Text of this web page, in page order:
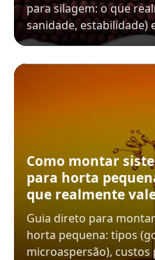
para silagem: o que
sanidade, estabilidade)
Como montar
para horta
que realmente
Guia direto para
horta pequena: tipos
microaspersão),